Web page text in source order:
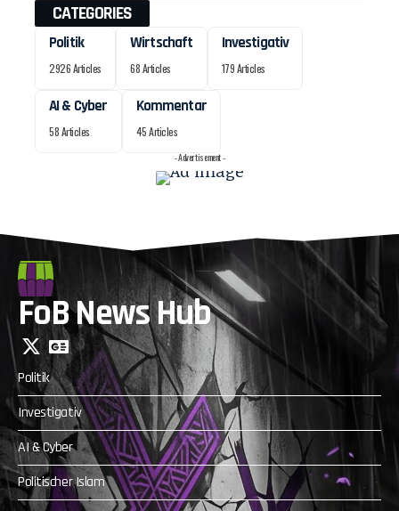
CATEGORIES
Politik
2926 Articles
Wirtschaft
68 Articles
Investigativ
179 Articles
AI & Cyber
58 Articles
Kommentar
45 Articles
- Advertisement -
FoB News Hub
Politik
Investigativ
AI & Cyber
Politischer Islam